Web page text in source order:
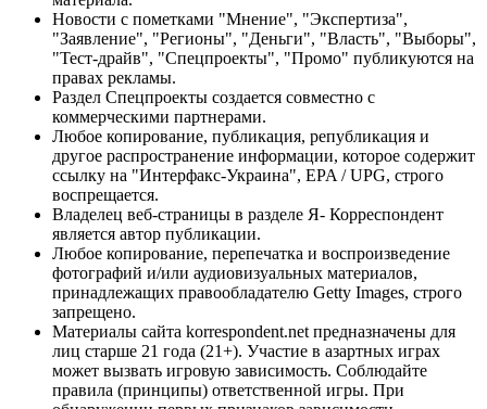
Новости с пометками "Мнение", "Экспертиза",
"Заявление", "Регионы", "Деньги", "Власть", "Выборы",
"Тест-драйв", "Спецпроекты", "Промо" публикуются на
правах рекламы.
Раздел Спецпроекты создается совместно с
коммерческими партнерами.
Любое копирование, публикация, републикация и
другое распространение информации, которое содержит
ссылку на "Интерфакс-Украина", EPA / UPG, строго
воспрещается.
Владелец веб-страницы в разделе Я- Корреспондент
является автор публикации.
Любое копирование, перепечатка и воспроизведение
фотографий и/или аудиовизуальных материалов,
принадлежащих правообладателю Getty Images, строго
запрещено.
Материалы сайта korrespondent.net предназначены для
лиц старше 21 года (21+). Участие в азартных играх
может вызвать игровую зависимость. Соблюдайте
правила (принципы) ответственной игры. При